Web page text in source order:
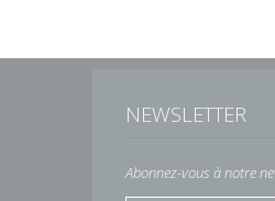
NEWSLETTER
Abonnez-vous à notre